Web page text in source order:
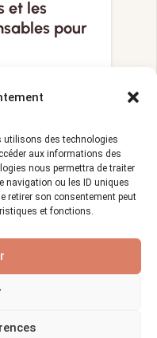
utilisons des technologies
aux informations des
nous permettra de traiter
navigation ou les ID uniques
retirer son consentement peut
et fonctions.
et les
pour
métier